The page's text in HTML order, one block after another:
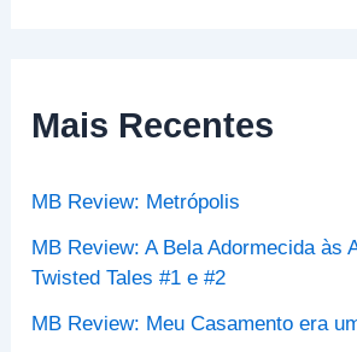
s
a
o
:
Mais Recentes
MB Review: Metrópolis
MB Review: A Bela Adormecida às
Twisted Tales #1 e #2
MB Review: Meu Casamento era